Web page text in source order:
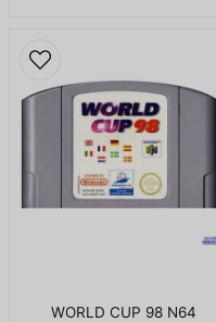
WORLD CUP 98 N64